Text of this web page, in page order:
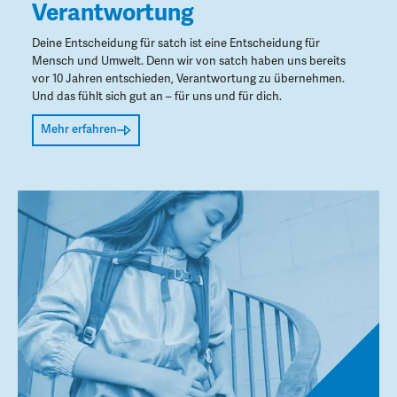
Verantwortung
Deine Entscheidung für satch ist eine Entscheidung für
Mensch und Umwelt. Denn wir von satch haben uns bereits
vor 10 Jahren entschieden, Verantwortung zu übernehmen.
Und das fühlt sich gut an – für uns und für dich.
Mehr erfahren